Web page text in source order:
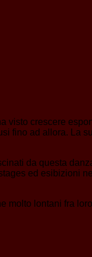
visto crescere
fino ad allora. La
da questa
ed esibizioni
molto lontani fra